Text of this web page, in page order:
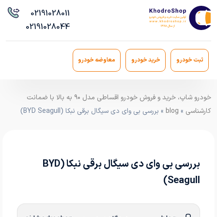
02191028011
02191028044
ثبت خودرو خرید خودرو معاوضه خودرو
خودرو شاپ، خرید و فروش خودرو اقساطی مدل ۹۰ به بالا با ضمانت
کارشناسی »
blog » بررسی بی وای دی سیگال برقی نبکا (BYD Seagull)
بررسی بی وای دی سیگال برقی نبکا (BYD
Seagull)